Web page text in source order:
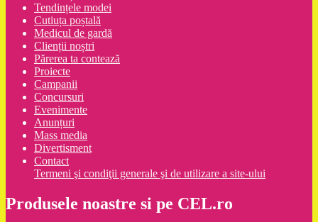
Tendințele modei
Cutiuța poștală
Medicul de gardă
Clienții noștri
Părerea ta contează
Proiecte
Campanii
Concursuri
Evenimente
Anunțuri
Mass media
Divertisment
Contact
Termeni şi condiţii generale şi de utilizare a site-ului
Produsele noastre si pe CEL.ro